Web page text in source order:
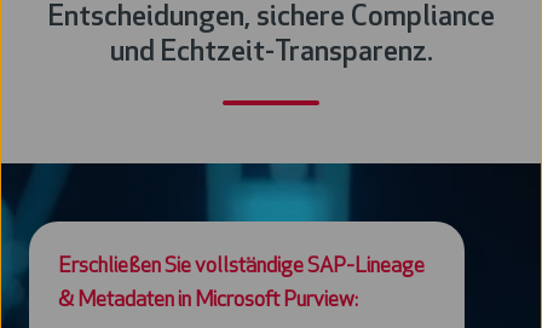
Entscheidungen, sichere Compliance
und Echtzeit-Transparenz.
Erschließen Sie vollständige SAP-Lineage
& Metadaten in Microsoft Purview: